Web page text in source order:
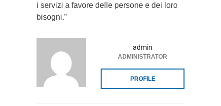
i servizi a favore delle persone e dei loro
bisogni.”
admin
ADMINISTRATOR
PROFILE